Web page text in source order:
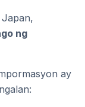
ng
ay